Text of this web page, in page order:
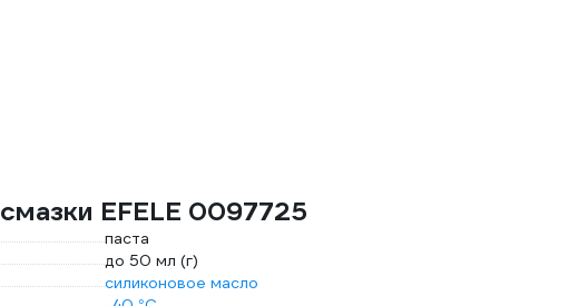
EFELE 0097725
паста
до 50 мл (г)
силиконовое масло